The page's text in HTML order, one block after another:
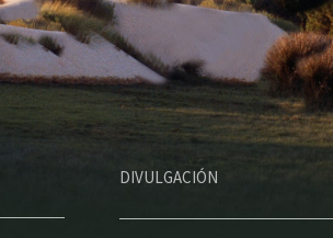
DIVULGACIÓN